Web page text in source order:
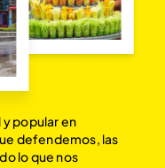
y popular en
defendemos, las
lo que nos